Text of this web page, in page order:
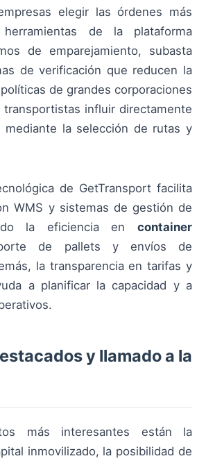
elegir las órdenes más
de la plataforma
de emparejamiento, subasta
de verificación que reducen la
de grandes corporaciones
influir directamente
mediante la selección de rutas y
de GetTransport facilita
WMS y sistemas de gestión de
la eficiencia en container
de pallets y envíos de
la transparencia en tarifas y
a planificar la capacidad y a
y llamado a la
más interesantes están la
inmovilizado, la posibilidad de